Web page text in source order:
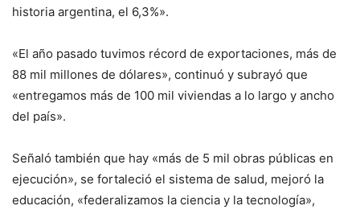
historia argentina, el 6,3%».
«El año pasado tuvimos récord de exportaciones, más de
88 mil millones de dólares», continuó y subrayó que
«entregamos más de 100 mil viviendas a lo largo y ancho
del país».
Señaló también que hay «más de 5 mil obras públicas en
ejecución», se fortaleció el sistema de salud, mejoró la
educación, «federalizamos la ciencia y la tecnología»,